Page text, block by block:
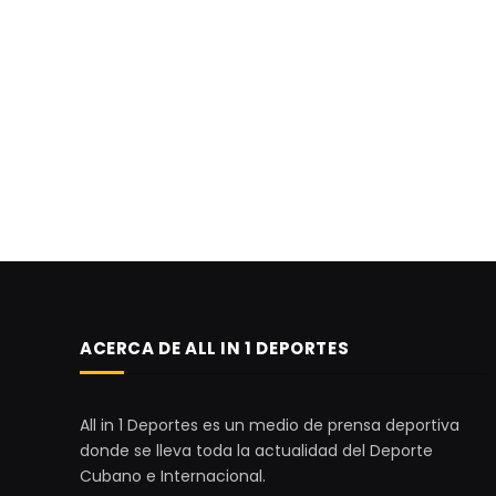
ACERCA DE ALL IN 1 DEPORTES
All in 1 Deportes es un medio de prensa deportiva
donde se lleva toda la actualidad del Deporte
Cubano e Internacional.